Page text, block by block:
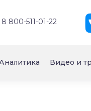
8 800-511-01-22
Видео и